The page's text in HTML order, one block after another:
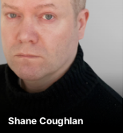
Shane Coughlan